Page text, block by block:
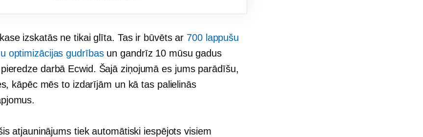
izskatās ne tikai glīta. Tas ir būvēts ar 700 lappušu
optimizācijas gudrībasun gandrīz 10 mūsu gadus
darbā Ecwid. Šajā ziņojumā es jums parādīšu,
kāpēc mēs to izdarījām un kā tas palielinās
atjauninājums tiek automātiski iespējots visiem